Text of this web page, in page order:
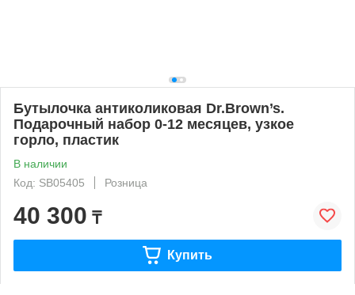
Бутылочка антиколиковая Dr.Brown’s.
Подарочный набор 0-12 месяцев, узкое
горло, пластик
В наличии
Код: SB05405
Розница
40 300 ₸
Купить